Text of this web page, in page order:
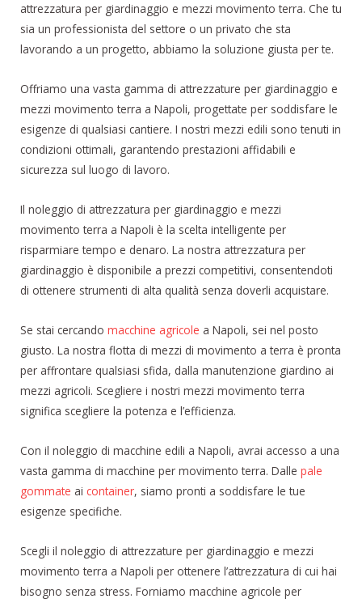
attrezzatura per giardinaggio e mezzi movimento terra. Che tu
sia un professionista del settore o un privato che sta
lavorando a un progetto, abbiamo la soluzione giusta per te.
Offriamo una vasta gamma di attrezzature per giardinaggio e
mezzi movimento terra a Napoli, progettate per soddisfare le
esigenze di qualsiasi cantiere. I nostri mezzi edili sono tenuti in
condizioni ottimali, garantendo prestazioni affidabili e
sicurezza sul luogo di lavoro.
Il noleggio di attrezzatura per giardinaggio e mezzi
movimento terra a Napoli è la scelta intelligente per
risparmiare tempo e denaro. La nostra attrezzatura per
giardinaggio è disponibile a prezzi competitivi, consentendoti
di ottenere strumenti di alta qualità senza doverli acquistare.
Se stai cercando macchine agricole a Napoli, sei nel posto
giusto. La nostra flotta di mezzi di movimento a terra è pronta
per affrontare qualsiasi sfida, dalla manutenzione giardino ai
mezzi agricoli. Scegliere i nostri mezzi movimento terra
significa scegliere la potenza e l’efficienza.
Con il noleggio di macchine edili a Napoli, avrai accesso a una
vasta gamma di macchine per movimento terra. Dalle pale
gommate ai container, siamo pronti a soddisfare le tue
esigenze specifiche.
Scegli il noleggio di attrezzature per giardinaggio e mezzi
movimento terra a Napoli per ottenere l’attrezzatura di cui hai
bisogno senza stress. Forniamo macchine agricole per